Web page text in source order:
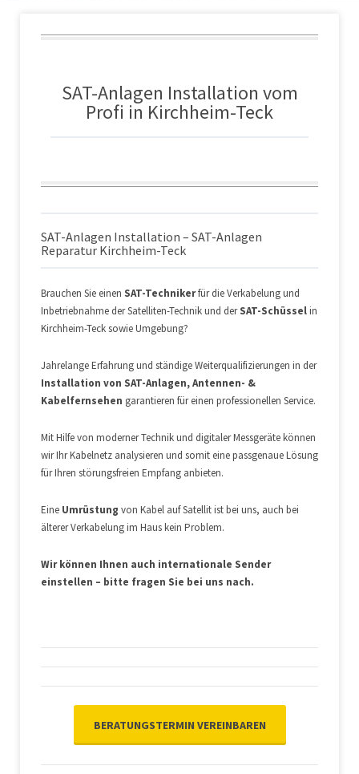
SAT-Anlagen Installation vom
Profi in Kirchheim-Teck
SAT-Anlagen Installation – SAT-Anlagen
Reparatur Kirchheim-Teck
Brauchen Sie einen SAT-Technikerfür die Verkabelung und
Inbetriebnahme der Satelliten-Technik und derSAT-Schüsselin
Kirchheim-Teck sowie Umgebung?
Jahrelange Erfahrung und ständige Weiterqualifizierungen in der
Installation von SAT-Anlagen, Antennen- &
Kabelfernsehen garantieren für einen professionellen Service.
Mit Hilfe von moderner Technik und digitaler Messgeräte können
wir Ihr Kabelnetz analysieren und somit eine passgenaue Lösung
für Ihren störungsfreien Empfang anbieten.
Eine Umrüstung von Kabel auf Satellit ist bei uns, auch bei
älterer Verkabelung im Haus kein Problem.
Wir können Ihnen auch internationale Sender
einstellen – bitte fragen Sie bei uns nach.
BERATUNGSTERMIN VEREINBAREN